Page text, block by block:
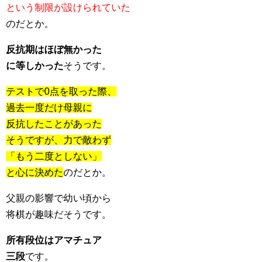
という制限が設けられていた
のだとか。
反抗期はほぼ無かった
に等しかったそうです。
テストで0点を取った際、
過去一度だけ母親に
反抗したことがあった
そうですが、力で敵わず
「もう二度としない」
と心に決めたのだとか。
父親の影響で幼い頃から
将棋が趣味だそうです。
所有段位はアマチュア
三段です。